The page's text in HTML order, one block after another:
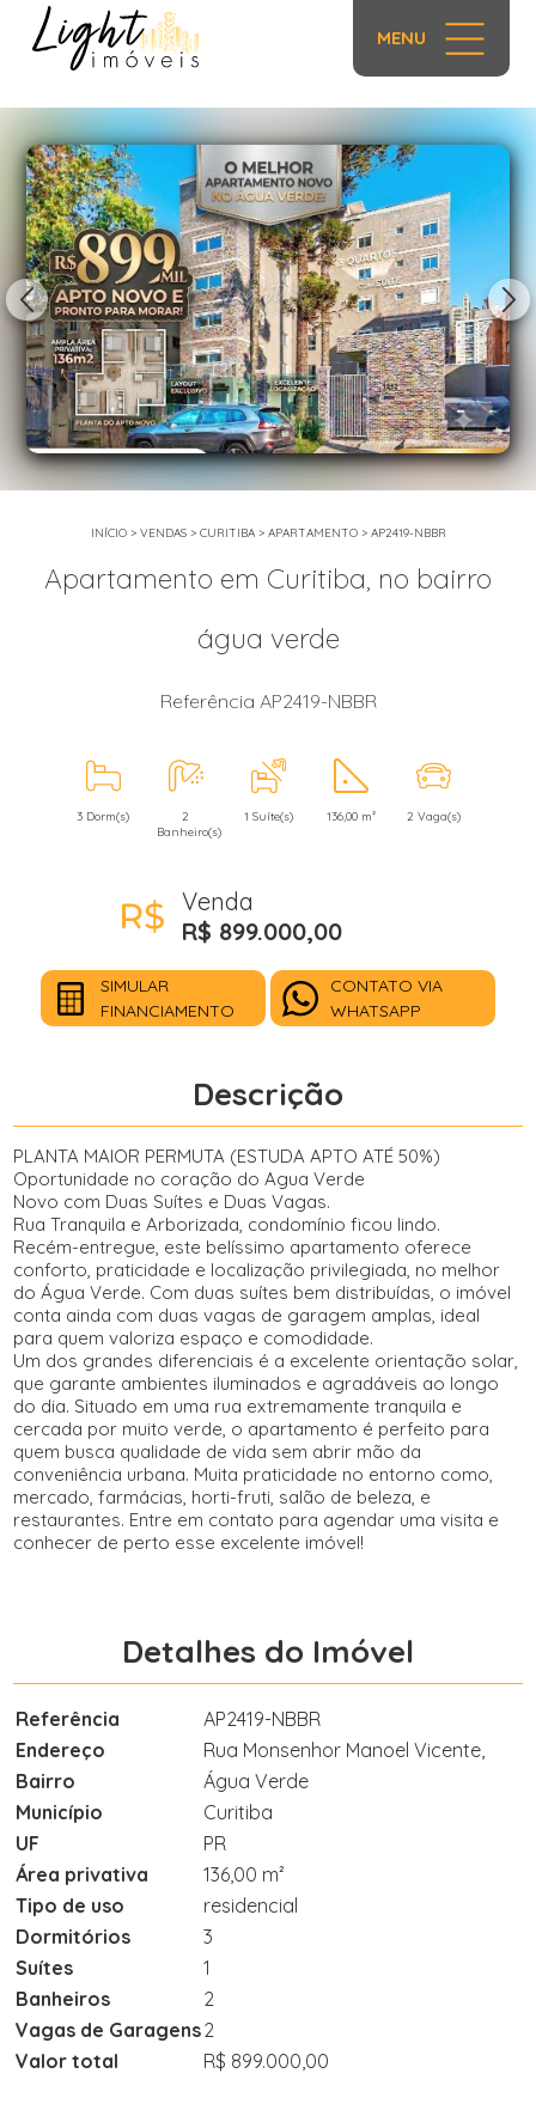
MENU
INÍCIO> VENDAS> CURITIBA> APARTAMENTO> AP2419-NBBR
Apartamento em Curitiba, no bairro
água verde
Referência AP2419-NBBR
3 Dorm(s)
2
Banheiro(s)
1 Suíte(s) 136,00 m² 2 Vaga(s)
Venda
R$ 899.000,00
SIMULAR
FINANCIAMENTO
CONTATO VIA
WHATSAPP
Descrição
PLANTA MAIOR PERMUTA (ESTUDA APTO ATÉ 50%)
Oportunidade no coração do Agua Verde
Novo com Duas Suítes e Duas Vagas.
Rua Tranquila e Arborizada, condomínio ficou lindo.
Recém-entregue, este belíssimo apartamento oferece
conforto, praticidade e localização privilegiada, no melhor
do Água Verde. Com duas suítes bem distribuídas, o imóvel
conta ainda com duas vagas de garagem amplas, ideal
para quem valoriza espaço e comodidade.
Um dos grandes diferenciais é a excelente orientação solar,
que garante ambientes iluminados e agradáveis ao longo
do dia. Situado em uma rua extremamente tranquila e
cercada por muito verde, o apartamento é perfeito para
quem busca qualidade de vida sem abrir mão da
conveniência urbana. Muita praticidade no entorno como,
mercado, farmácias, horti-fruti, salão de beleza, e
restaurantes. Entre em contato para agendar uma visita e
conhecer de perto esse excelente imóvel!
Detalhes do Imóvel
Referência
AP2419-NBBR
Endereço
Rua Monsenhor Manoel Vicente,
Bairro
Água Verde
Município
Curitiba
UF
PR
Área privativa
136,00 m²
Tipo de uso
residencial
Dormitórios
3
Suítes
1
Banheiros
2
Vagas de Garagens2
Valor total
R$ 899.000,00